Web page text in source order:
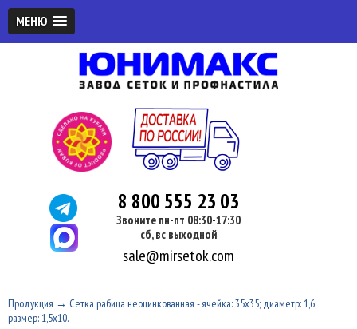
МЕНЮ
8 800 555 23 03
Звоните пн-пт 08:30-17:30
сб, вс выходной
sale@mirsetok.com
Продукция → Сетка рабица неоцинкованная - ячейка: 35x35; диаметр: 1,6;
размер: 1,5x10.